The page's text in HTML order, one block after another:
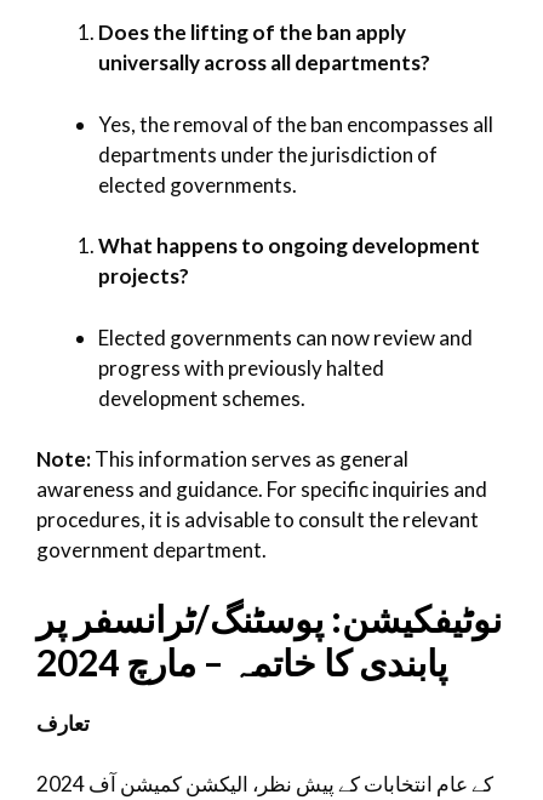
Does the lifting of the ban apply
universally across all departments?
Yes, the removal of the ban encompasses all
departments under the jurisdiction of
elected governments.
What happens to ongoing development
projects?
Elected governments can now review and
progress with previously halted
development schemes.
Note:This information serves as general
awareness and guidance. For specific inquiries and
procedures, it is advisable to consult the relevant
government department.
نوٹیفکیشن: پوسٹنگ/ٹرانسفر پر
پابندی کا خاتمہ – مارچ 2024
تعارف
2024 کے عام انتخابات کے پیش نظر، الیکشن کمیشن آف